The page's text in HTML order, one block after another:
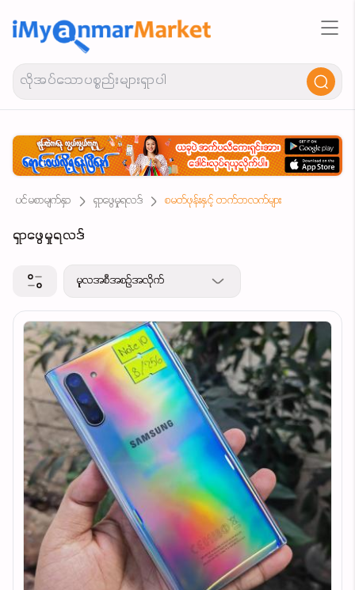
ပင်မစာမျက်နှာ ရှာဖွေမှုရလဒ် စမတ်ဖုန်းနှင့် တက်ဘလက်များ
ရှာဖွေမှုရလဒ်
မူလအစီအစဉ်အလိုက်